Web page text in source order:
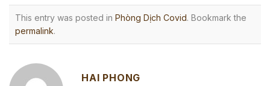
This entry was posted in Phòng Dịch Covid. Bookmark the
permalink.
HAI PHONG